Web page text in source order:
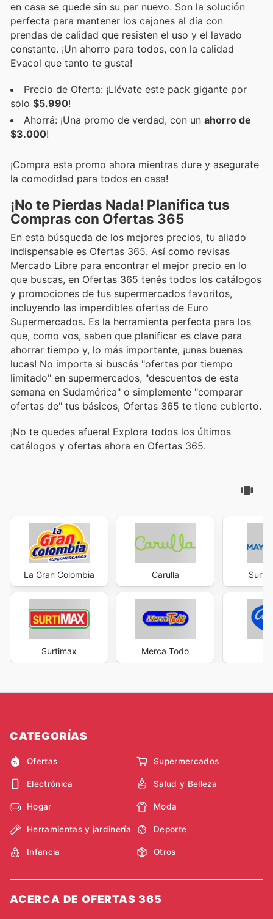
en casa se quede sin su par nuevo. Son la solución
perfecta para mantener los cajones al día con
prendas de calidad que resisten el uso y el lavado
constante. ¡Un ahorro para todos, con la calidad
Evacol que tanto te gusta!
Precio de Oferta: ¡Llévate este pack gigante por
solo $5.990!
Ahorrá: ¡Una promo de verdad, con un ahorro de
$3.000!
¡Compra esta promo ahora mientras dure y asegurate
la comodidad para todos en casa!
¡No te Pierdas Nada! Planifica tus
Compras con Ofertas 365
En esta búsqueda de los mejores precios, tu aliado
indispensable es Ofertas 365. Así como revisas
Mercado Libre para encontrar el mejor precio en lo
que buscas, en Ofertas 365 tenés todos los catálogos
y promociones de tus supermercados favoritos,
incluyendo las imperdibles ofertas de Euro
Supermercados. Es la herramienta perfecta para los
que, como vos, saben que planificar es clave para
ahorrar tiempo y, lo más importante, ¡unas buenas
lucas! No importa si buscás "ofertas por tiempo
limitado" en supermercados, "descuentos de esta
semana en Sudamérica" o simplemente "comparar
ofertas de" tus básicos, Ofertas 365 te tiene cubierto.
¡No te quedes afuera! Explora todos los últimos
catálogos y ofertas ahora en Ofertas 365.
La Gran Colombia
Surtimax
Carulla
Merca Todo
CATEGORÍAS
Ofertas Supermercados
Electrónica Salud y Belleza
Hogar Moda
Herramientas y jardinería Deporte
Infancia Otros
ACERCA DE OFERTAS 365